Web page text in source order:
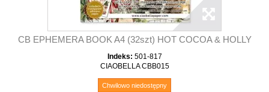
CB EPHEMERA BOOK A4 (32szt) HOT COCOA & HOLLY
Indeks: 501-817
CIAOBELLA CBB015
Chwilowo niedostępny